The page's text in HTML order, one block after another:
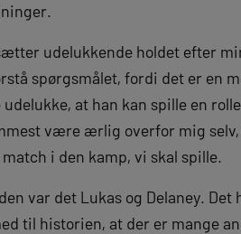
udelukkende holdet efter
spørgsmålet, fordi det er en
at han kan spille en
være ærlig overfor mig
i den kamp, vi skal spille.
var det Lukas og Delaney.
til historien, at der er mange